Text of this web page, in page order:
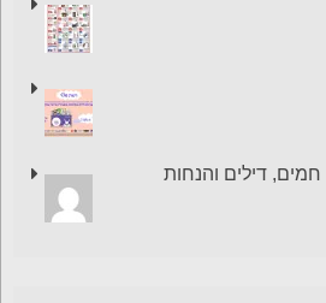
דילים והנחות